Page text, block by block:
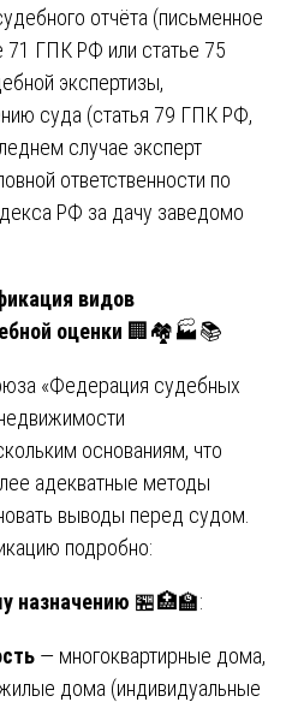
отчёта (письменное
71 ГПК РФ или статье 75
экспертизы,
суда (статья 79 ГПК РФ,
случае эксперт
ответственности по
РФ за дачу заведомо
видов
оценки 🏢🏘️🏭📚
«Федерация судебных
основаниям, что
адекватные методы
выводы перед судом.
подробно:
назначению 🏪🏥🏫:
— многоквартирные дома,
дома (индивидуальные